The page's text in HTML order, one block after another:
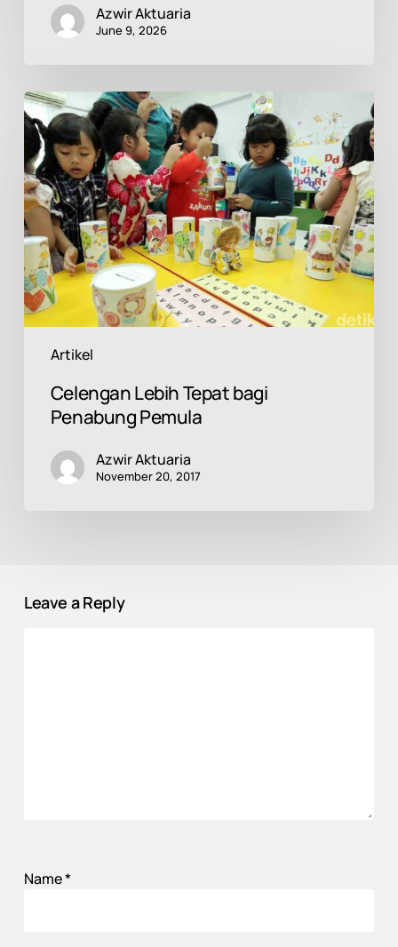
Azwir Aktuaria
June 9, 2026
Artikel
Celengan
Lebih
Tepat
bagi
Penabung
Pemula
Celengan Lebih Tepat bagi
Penabung Pemula
Azwir Aktuaria
November 20, 2017
Leave a Reply
Name*